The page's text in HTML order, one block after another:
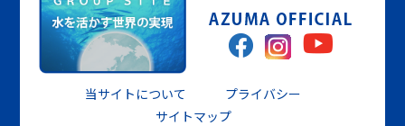
当サイトについて
プライバシー
サイトマップ